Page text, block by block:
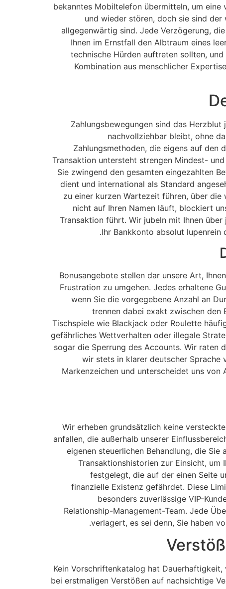
bekanntes Mobiltelefon übermitteln, um
und wieder stören, doch sie sind
allgegenwärtig sind. Jede Verzögerung,
Ihnen im Ernstfall den Albtraum eines
technische Hürden auftreten sollten,
Kombination aus menschlicher
Zahlungsbewegungen sind das
nachvollziehbar bleibt, ohne
Zahlungsmethoden, die eigens auf den
Transaktion untersteht strengen Mindest-
Sie zwingend den gesamten eingezahlten
dient und international als Standard
zu einer kurzen Wartezeit führen, über
nicht auf Ihren Namen läuft, blockiert
Transaktion führt. Wir jubeln mit Ihnen
Ihr Bankkonto absolut lupenrein
Bonusangebote stellen dar unsere Art,
Frustration zu umgehen. Jedes erhaltene
wenn Sie die vorgegebene Anzahl an
trennen dabei exakt zwischen den
Tischspiele wie Blackjack oder Roulette
gefährliches Wettverhalten oder illegale
sogar die Sperrung des Accounts. Wir raten
wir stets in klarer deutscher Sprache
Markenzeichen und unterscheidet uns
Wir erheben grundsätzlich keine
anfallen, die außerhalb unserer
eigenen steuerlichen Behandlung, die
Transaktionshistorien zur Einsicht,
festgelegt, die auf der einen Seite
finanzielle Existenz gefährdet. Diese
besonders zuverlässige VIP-
Relationship-Management-Team. Jede
verlagert, es sei denn, Sie haben
Kein Vorschriftenkatalog hat
bei erstmaligen Verstößen auf nachsichtige